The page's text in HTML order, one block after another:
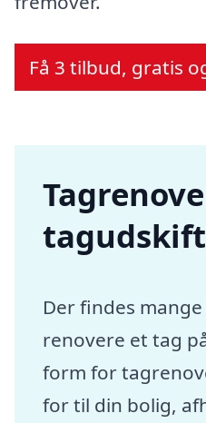
Få 3 tilbud, gratis
Der findes
renovere et tag
form for
for til din bolig,